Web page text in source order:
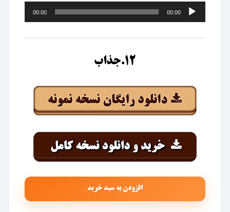
پخش‌کننده
صوت
00:00
00:00
۱۲.جذاب
افزودن به سبد خرید